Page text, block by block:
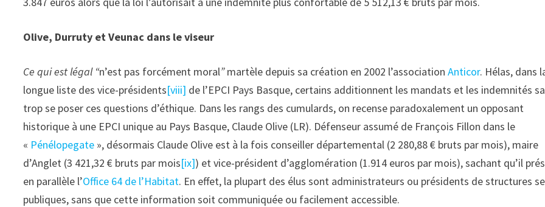
Olive, Durruty et Veunac dans le viseur
Ce qui est légal “n’est pas forcément moral”martèle depuis sa création en 2002 l’associationAnticor. Hélas, dans
longue liste des vice-présidents[viii] de l’EPCI Pays Basque, certains additionnent les mandats et les indemnités
trop se poser ces questions d’éthique. Dans les rangs des cumulards, on recense paradoxalement un opposant
historique à une EPCI unique au Pays Basque, Claude Olive (LR). Défenseur assumé de François Fillon dans le
« Pénélopegate », désormais Claude Olive est à la fois conseiller départemental (2 280,88 € bruts par mois), maire
d’Anglet (3 421,32 € bruts par mois[ix]) et vice-président d’agglomération (1.914 euros par mois), sachant qu’il
en parallèle l’Office 64 de l’Habitat. En effet, la plupart des élus sont administrateurs ou présidents de structures
publiques, sans que cette information soit communiquée ou facilement accessible.